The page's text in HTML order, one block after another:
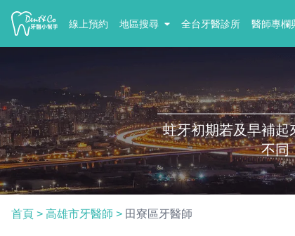
線上預約 地區搜尋 全台牙醫診所 醫師專欄
蛀牙初期若及早補起
不同
首頁 > 高雄市牙醫師 > 田寮區牙醫師